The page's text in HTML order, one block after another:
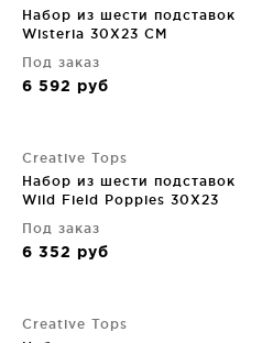
Набор из шести подставок
Wisteria 30X23 CM
Под заказ
6 592 руб
Creative Tops
Набор из шести подставок
Wild Field Poppies 30X23
Под заказ
6 352 руб
Creative Tops